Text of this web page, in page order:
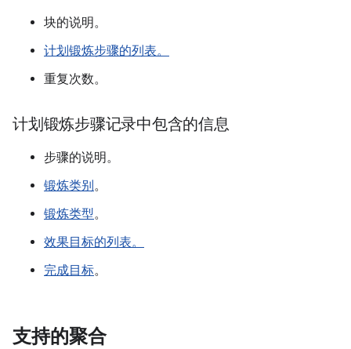
块的说明。
计划锻炼步骤的列表。
重复次数。
计划锻炼步骤记录中包含的信息
步骤的说明。
锻炼类别。
锻炼类型。
效果目标的列表。
完成目标。
支持的聚合